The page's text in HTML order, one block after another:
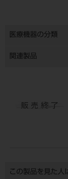
医療機器の分類
関連製品
この製品を見た人